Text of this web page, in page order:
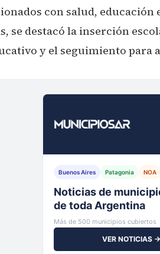
con salud, educación
se destacó la inserción
y el seguimiento para
Buenos Aires Patagonia NOA
Tu municipio,
al instante
Más de 500 municipios cubiertos
VER NOTICIAS →